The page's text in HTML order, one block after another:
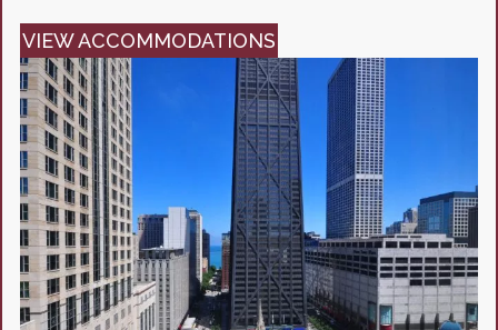
VIEW ACCOMMODATIONS